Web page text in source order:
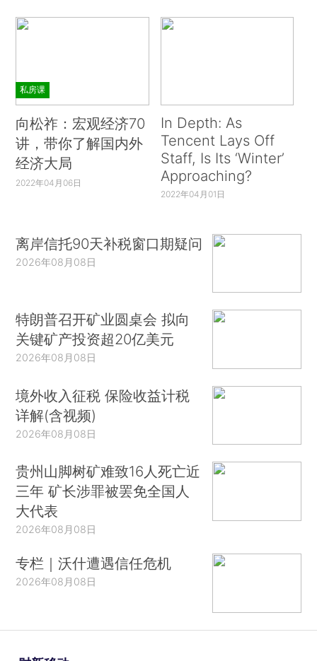
私房课
向松祚：宏观经济70
讲，带你了解国内外
经济大局
2022年04月06日
In Depth: As
Tencent Lays Off
Staff, Is Its ‘Winter’
Approaching?
2022年04月01日
离岸信托90天补税窗口期疑问
2026年08月08日
特朗普召开矿业圆桌会 拟向
关键矿产投资超20亿美元
2026年08月08日
境外收入征税 保险收益计税
详解(含视频)
2026年08月08日
贵州山脚树矿难致16人死亡近
三年 矿长涉罪被罢免全国人
大代表
2026年08月08日
专栏｜沃什遭遇信任危机
2026年08月08日